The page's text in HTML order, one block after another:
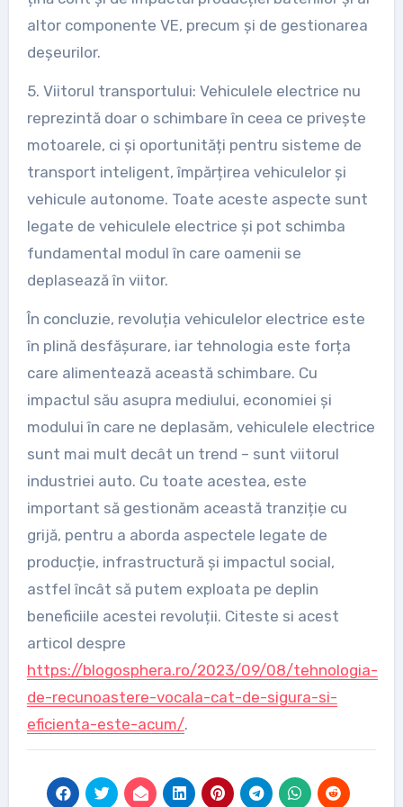
altor componente VE, precum și de gestionarea
deșeurilor.
5. Viitorul transportului: Vehiculele electrice nu
reprezintă doar o schimbare în ceea ce privește
motoarele, ci și oportunități pentru sisteme de
transport inteligent, împărțirea vehiculelor și
vehicule autonome. Toate aceste aspecte sunt
legate de vehiculele electrice și pot schimba
fundamental modul în care oamenii se
deplasează în viitor.
În concluzie, revoluția vehiculelor electrice este
în plină desfășurare, iar tehnologia este forța
care alimentează această schimbare. Cu
impactul său asupra mediului, economiei și
modului în care ne deplasăm, vehiculele electrice
sunt mai mult decât un trend – sunt viitorul
industriei auto. Cu toate acestea, este
important să gestionăm această tranziție cu
grijă, pentru a aborda aspectele legate de
producție, infrastructură și impactul social,
astfel încât să putem exploata pe deplin
beneficiile acestei revoluții. Citeste si acest
articol despre
https://blogosphera.ro/2023/09/08/tehnologia-
de-recunoastere-vocala-cat-de-sigura-si-
eficienta-este-acum/.